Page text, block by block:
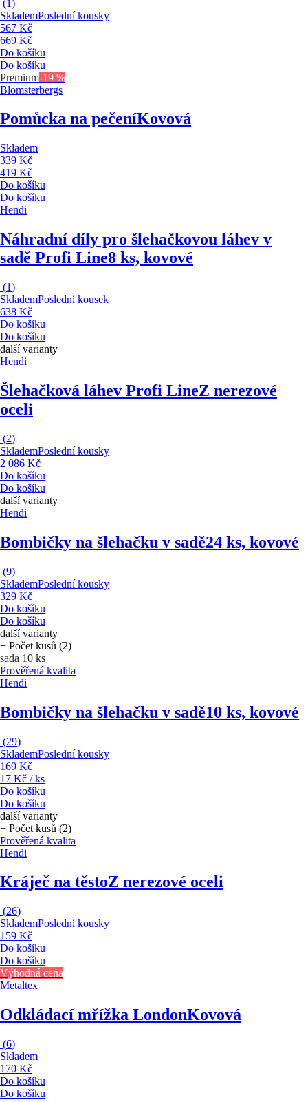
(1)
SklademPoslední kousky
567 Kč
669 Kč
Do košíku
Do košíku
Premium-19 %
Blomsterbergs
Pomůcka na pečeníKovová
Skladem
339 Kč
419 Kč
Do košíku
Do košíku
Hendi
Náhradní díly pro šlehačkovou láhev v
sadě Profi Line8 ks, kovové
(1)
SklademPoslední kousek
638 Kč
Do košíku
Do košíku
další varianty
Hendi
Šlehačková láhev Profi LineZ nerezové
oceli
(2)
SklademPoslední kousky
2 086 Kč
Do košíku
Do košíku
další varianty
Hendi
Bombičky na šlehačku v sadě24 ks, kovové
(9)
SklademPoslední kousky
329 Kč
Do košíku
Do košíku
další varianty
+ Počet kusů (2)
sada 10 ks
Prověřená kvalita
Hendi
Bombičky na šlehačku v sadě10 ks, kovové
(29)
SklademPoslední kousky
169 Kč
17 Kč / ks
Do košíku
Do košíku
další varianty
+ Počet kusů (2)
Prověřená kvalita
Hendi
Kráječ na těstoZ nerezové oceli
(26)
SklademPoslední kousky
159 Kč
Do košíku
Do košíku
Výhodná cena
Metaltex
Odkládací mřížka LondonKovová
(6)
Skladem
170 Kč
Do košíku
Do košíku